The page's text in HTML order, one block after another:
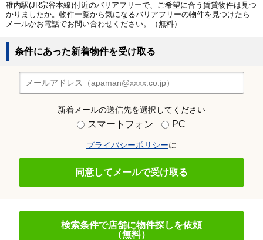
稚内駅(JR宗谷本線)付近のバリアフリーで、ご希望に合う賃貸物件は見つ
かりましたか。物件一覧から気になるバリアフリーの物件を見つけたら
メールかお電話でお問い合わせください。（無料）
条件にあった新着物件を受け取る
新着メールの送信先を選択してください
スマートフォン PC
プライバシーポリシーに
同意してメールで受け取る
検索条件で店舗に物件探しを依頼
（無料）